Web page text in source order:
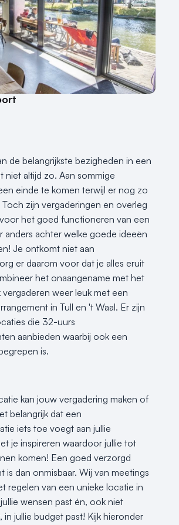
locatie
de belangrijkste bezigheden in een
niet altijd zo. Aan sommige
einde te komen terwijl er nog zo
zijn vergaderingen en overleg
het goed functioneren van een
anders achter welke goede ideeën
Je ontkomt niet aan
er daarom voor dat je alles eruit
het onaangename met het
vergaderen weer leuk met een
in Tull en 't Waal. Er zijn
die 32-uurs
aanbieden waarbij ook een
is.
kan jouw vergadering maken of
belangrijk dat een
iets toe voegt aan jullie
je inspireren waardoor jullie tot
komen! Een goed verzorgd
is dan onmisbaar. Wij van meetings
regelen van een unieke locatie in
wensen past én, ook niet
in jullie budget past! Kijk hieronder